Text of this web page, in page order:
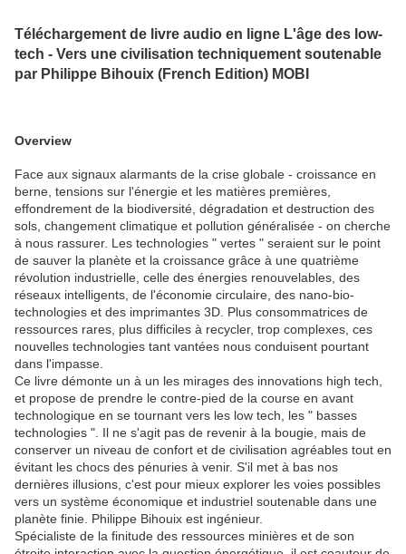
Téléchargement de livre audio en ligne L'âge des low-
tech - Vers une civilisation techniquement soutenable
par Philippe Bihouix (French Edition) MOBI
Overview
Face aux signaux alarmants de la crise globale - croissance en
berne, tensions sur l'énergie et les matières premières,
effondrement de la biodiversité, dégradation et destruction des
sols, changement climatique et pollution généralisée - on cherche
à nous rassurer. Les technologies " vertes " seraient sur le point
de sauver la planète et la croissance grâce à une quatrième
révolution industrielle, celle des énergies renouvelables, des
réseaux intelligents, de l'économie circulaire, des nano-bio-
technologies et des imprimantes 3D. Plus consommatrices de
ressources rares, plus difficiles à recycler, trop complexes, ces
nouvelles technologies tant vantées nous conduisent pourtant
dans l'impasse.
Ce livre démonte un à un les mirages des innovations high tech,
et propose de prendre le contre-pied de la course en avant
technologique en se tournant vers les low tech, les " basses
technologies ". Il ne s'agit pas de revenir à la bougie, mais de
conserver un niveau de confort et de civilisation agréables tout en
évitant les chocs des pénuries à venir. S'il met à bas nos
dernières illusions, c'est pour mieux explorer les voies possibles
vers un système économique et industriel soutenable dans une
planète finie. Philippe Bihouix est ingénieur.
Spécialiste de la finitude des ressources minières et de son